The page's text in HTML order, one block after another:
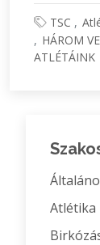
TSC
HÁROM
ATLÉTÁINK
Atlétika